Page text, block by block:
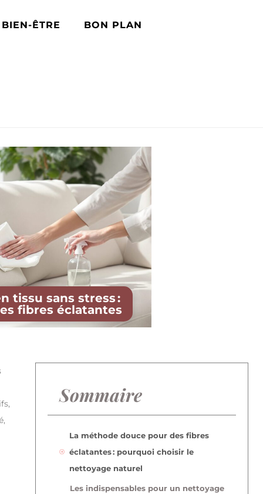
BIEN-ÊTRE BON PLAN
tissu sans stress :
fibres éclatantes
Sommaire
La méthode douce pour des fibres
éclatantes : pourquoi choisir le
nettoyage naturel
Les indispensables pour un nettoyage